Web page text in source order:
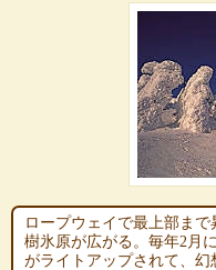
ロープウェイで最上部ま
樹氷原が広がる。毎年2月
がライトアップされて、幻